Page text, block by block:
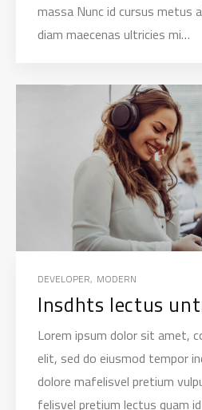
massa Nunc id cursus metus
diam maecenas ultricies mi…
DEVELOPER, MODERN
Lorem ipsum dolor sit amet,
elit, sed do eiusmod tempor
dolore mafelisvel pretium
felisvel pretium lectus quam